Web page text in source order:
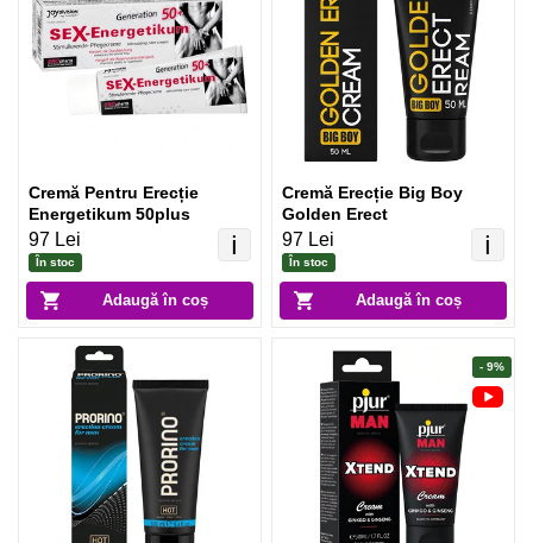
Adaugă în coș
ℹ️
Cremă Pentru Erecție
Energetikum 50plus
97 Lei
În stoc
Adaugă în coș
ℹ️
Cremă Erecție Big Boy
Golden Erect
97 Lei
În stoc
- 9%